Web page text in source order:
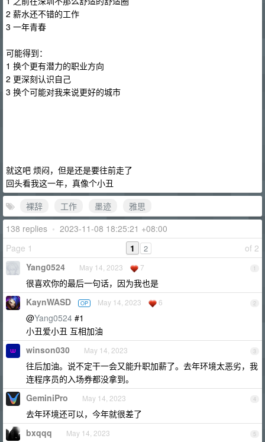
2 薪水还不错的工作
3 一年青春
可能得到：
1 换个更有潜力的职业方向
2 更深刻认识自己
3 换个可能对我来说更好的城市
就这吧 烦闷，但是还是要往前走了
回头看我这一年，真像个小丑
裸辞
工作 墨迹
雅思
138 replies • 2023-11-08 18:25:21 +08:00
Page 1
of 2
1 2
1
Yang0524 May 14, 2023 7
很喜欢你的最后一句话，因为我也是
2
KaynWASD OP May 14, 2023 6
@Yang0524 #1
小丑爱小丑 互相加油
3
winson030 May 14, 2023
往后加油。说不定干一会又能升职加薪了。去年环境太恶劣，我
连程序员的入场券都没拿到。
4
GeminiPro May 14, 2023
去年环境还可以，今年就很差了
5
bxqqq May 14, 2023